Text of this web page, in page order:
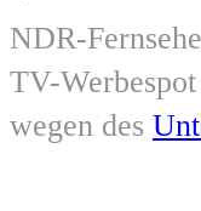
NDR-
TV-
wegen des